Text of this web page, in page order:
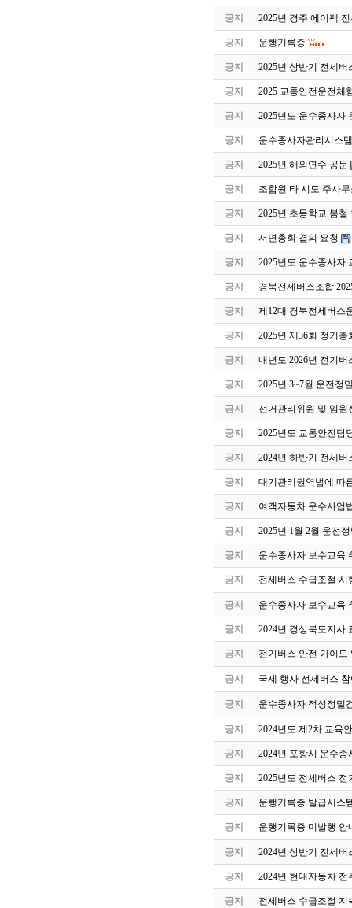
공지 2025년 경주 에이펙
공지 운행기록증
공지 2025년 상반기 전세
공지 2025 교통안전운전체
공지 2025년도 운수종사자
공지 운수종사자관리시스
공지 2025년 해외연수 공문
공지 조합원 타 시도 주사
공지 2025년 초등학교 봄
공지 서면총회 결의 요청
공지 2025년도 운수종사자
공지 경북전세버스조합
공지 제12대 경북전세버스
공지 2025년 제36회 정기총
공지 내년도 2026년 전기
공지 2025년 3~7월 운전정
공지 선거관리위원 및 임원
공지 2025년도 교통안전담
공지 2024년 하반기 전세
공지 대기관리권역법에 따
공지 여객자동차 운수사업
공지 2025년 1월 2월 운전
공지 운수종사자 보수교육
공지 전세버스 수급조절 시
공지 운수종사자 보수교육
공지 2024년 경상북도지사
공지 전기버스 안전 가이드
공지 국제 행사 전세버스
공지 운수종사자 적성정밀
공지 2024년도 제2차 교육
공지 2024년 포항시 운수
공지 2025년도 전세버스
공지 운행기록증 발급시스
공지 운행기록증 미발행 안
공지 2024년 상반기 전세
공지 2024년 현대자동차
공지 전세버스 수급조절 지